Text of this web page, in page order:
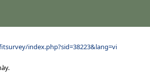
index.php?sid=38223&lang=vi